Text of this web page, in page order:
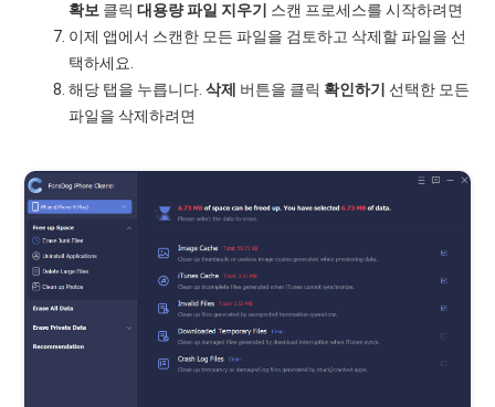
확보 클릭대용량 파일 지우기
스캔 프로세스를 시작하려면
이제 앱에서 스캔한 모든 파일을 검토하고 삭제할 파일을 선
택하세요.
해당 탭을 누릅니다.삭제 버튼을 클릭 확인하기
선택한 모든
파일을 삭제하려면